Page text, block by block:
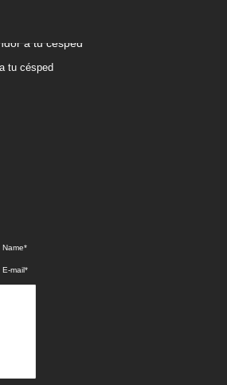
tu césped
Name*
E-mail*